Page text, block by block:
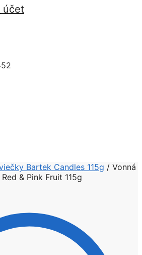
účet
Bartek Candles 115g / Vonná
& Pink Fruit 115g